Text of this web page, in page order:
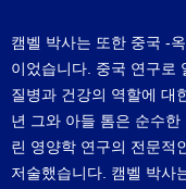
캠벨 박사는 또한 중국 -
이었습니다. 중국 연구로
질병과 건강의 역할에 대
년 그와 아들 톰은 순수
린 영양학 연구의 전문적
저술했습니다. 캠벨 박사